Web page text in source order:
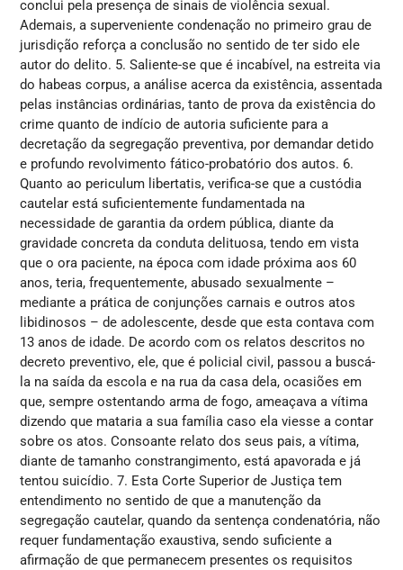
conclui pela presença de sinais de violência sexual.
Ademais, a superveniente condenação no primeiro grau de
jurisdição reforça a conclusão no sentido de ter sido ele
autor do delito. 5. Saliente-se que é incabível, na estreita via
do habeas corpus, a análise acerca da existência, assentada
pelas instâncias ordinárias, tanto de prova da existência do
crime quanto de indício de autoria suficiente para a
decretação da segregação preventiva, por demandar detido
e profundo revolvimento fático-probatório dos autos. 6.
Quanto ao periculum libertatis, verifica-se que a custódia
cautelar está suficientemente fundamentada na
necessidade de garantia da ordem pública, diante da
gravidade concreta da conduta delituosa, tendo em vista
que o ora paciente, na época com idade próxima aos 60
anos, teria, frequentemente, abusado sexualmente –
mediante a prática de conjunções carnais e outros atos
libidinosos – de adolescente, desde que esta contava com
13 anos de idade. De acordo com os relatos descritos no
decreto preventivo, ele, que é policial civil, passou a buscá-
la na saída da escola e na rua da casa dela, ocasiões em
que, sempre ostentando arma de fogo, ameaçava a vítima
dizendo que mataria a sua família caso ela viesse a contar
sobre os atos. Consoante relato dos seus pais, a vítima,
diante de tamanho constrangimento, está apavorada e já
tentou suicídio. 7. Esta Corte Superior de Justiça tem
entendimento no sentido de que a manutenção da
segregação cautelar, quando da sentença condenatória, não
requer fundamentação exaustiva, sendo suficiente a
afirmação de que permanecem presentes os requisitos